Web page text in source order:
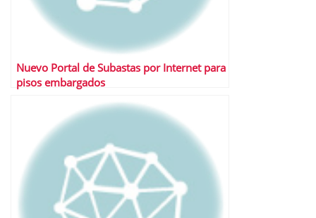
Nuevo Portal de Subastas por Internet para
pisos embargados